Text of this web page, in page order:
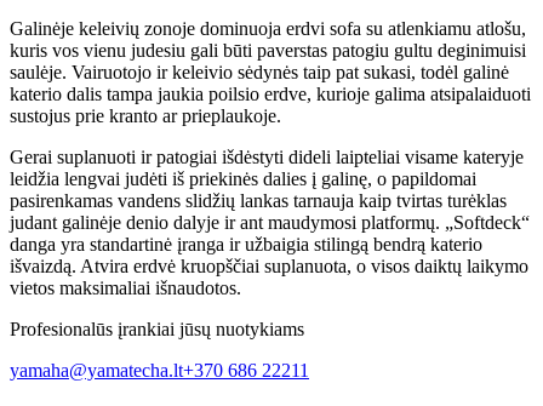
Galinėje keleivių zonoje dominuoja erdvi sofa su atlenkiamu atlošu,
kuris vos vienu judesiu gali būti paverstas patogiu gultu deginimuisi
saulėje. Vairuotojo ir keleivio sėdynės taip pat sukasi, todėl galinė
katerio dalis tampa jaukia poilsio erdve, kurioje galima atsipalaiduoti
sustojus prie kranto ar prieplaukoje.
Gerai suplanuoti ir patogiai išdėstyti dideli laipteliai visame kateryje
leidžia lengvai judėti iš priekinės dalies į galinę, o papildomai
pasirenkamas vandens slidžių lankas tarnauja kaip tvirtas turėklas
judant galinėje denio dalyje ir ant maudymosi platformų. „Softdeck“
danga yra standartinė įranga ir užbaigia stilingą bendrą katerio
išvaizdą. Atvira erdvė kruopščiai suplanuota, o visos daiktų laikymo
vietos maksimaliai išnaudotos.
Profesionalūs įrankiai jūsų nuotykiams
yamaha@yamatecha.lt+370 686 22211